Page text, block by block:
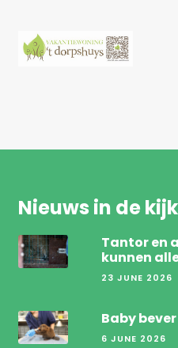
Nieuws in de
Tantor en
kunnen
23 JUNE 2026
Baby bever
6 JUNE 2026